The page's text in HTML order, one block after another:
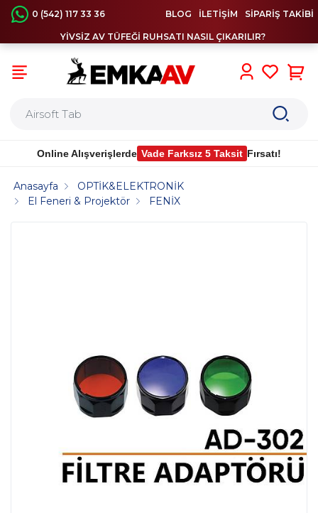
0 (542) 117 33 36 BLOG İLETİŞİM SİPARİŞ TAKİBİ
YİVSİZ AV TÜFEĞİ RUHSATI NASIL ÇIKARILIR?
Online Alışverişlerde Vade Farksız 5 Taksit Fırsatı!
Anasayfa
OPTİK&ELEKTRONİK
El Feneri & Projektör
FENİX